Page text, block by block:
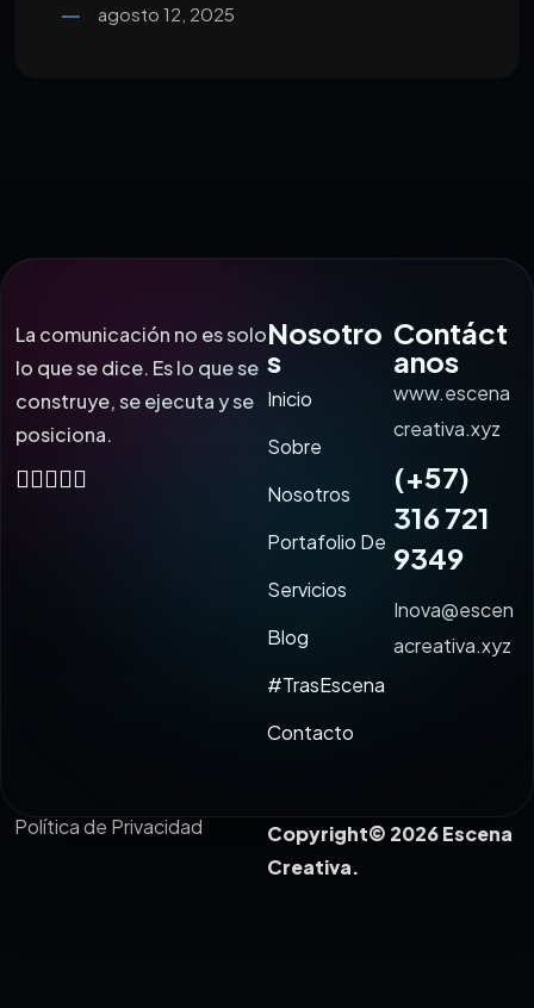
agosto 12, 2025
La comunicación no es solo
lo que se dice. Es lo que se
construye, se ejecuta y se
posiciona.
Nosotro
s
Inicio
Sobre
Nosotros
Portafolio De
Servicios
Blog
#TrasEscena
Contacto
Contáct
anos
www.escena
creativa.xyz
(+57)
316 721
9349
Inova@escen
acreativa.xyz
Política de Privacidad
Copyright© 2026 Escena
Creativa.